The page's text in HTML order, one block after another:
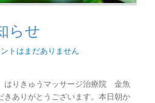
らせ
トはまだありません
りきゅうマッサージ治療院 金魚
きありがとうございます。本日朝か